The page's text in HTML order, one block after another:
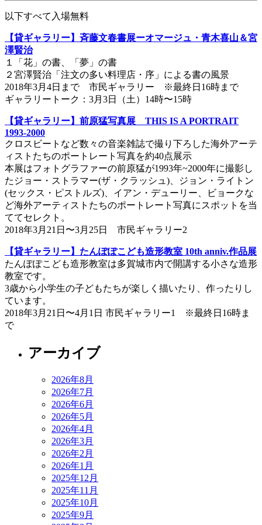
以下すべて入場無料
【貸ギャラリー】斉藤文春書展ーオマージュ・青木喜山＆宮
澤賢治
１「花」の書、「夢」の書
２宮澤賢治「注文の多い料理店・序」による書の風景
2018年3月4日まで 市民ギャラリー ※最終日16時まで
ギャラリートーク：3月3日（土）14時〜15時
【貸ギャラリー】前原猛写真展 THIS IS A PORTRAIT
1993-2000
クロスビートなど数々の音楽雑誌で撮り下ろした海外アーテ
ィストたちのポートレート写真を約40点展示
本展はフォトグラファーの前原猛が1993年~2000年に撮影し
たジョー・ストラマー(ザ・クラッシュ)、ジョン・ライトン
(セックス・ピストルズ)、イアン・デューリー、ビョークな
ど海外アーティストたちのポートレート写真にスポットを当
ててセレクト。
2018年3月21日〜3月25日 市民ギャラリー2
【貸ギャラリー】たんぽぽこども造形教室 10th anniv.作品展
たんぽぽこども造形教室は多賀城市内で開講する小さな造形
教室です。
3歳から小学生の子どもたちが楽しく描いたり、作ったりし
ています。
2018年3月21日〜4月1日 市民ギャラリー1 ※最終日16時ま
で
アーカイブ
2026年8月
2026年7月
2026年6月
2026年5月
2026年4月
2026年3月
2026年2月
2026年1月
2025年12月
2025年11月
2025年10月
2025年9月